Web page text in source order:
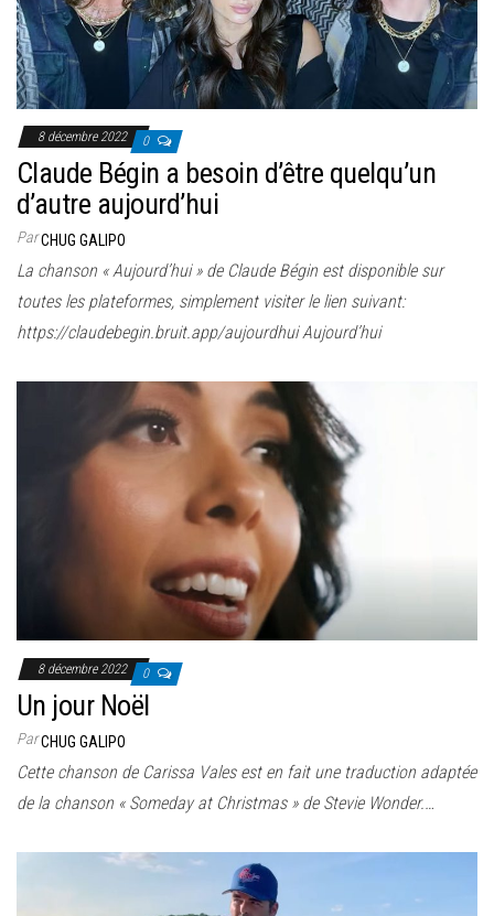
8 décembre 2022 0
Claude Bégin a besoin d’être quelqu’un
d’autre aujourd’hui
ParCHUG GALIPO
La chanson « Aujourd’hui » de Claude Bégin est disponible sur
toutes les plateformes, simplement visiter le lien suivant:
https://claudebegin.bruit.app/aujourdhui Aujourd’hui
8 décembre 2022 0
Un jour Noël
ParCHUG GALIPO
Cette chanson de Carissa Vales est en fait une traduction adaptée
de la chanson « Someday at Christmas » de Stevie Wonder.…